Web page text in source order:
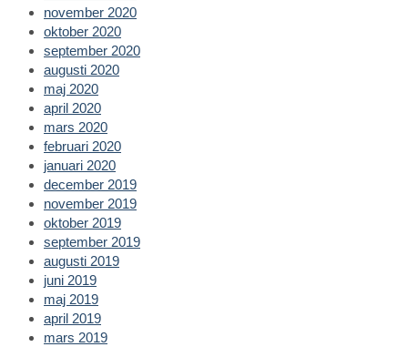
november 2020
oktober 2020
september 2020
augusti 2020
maj 2020
april 2020
mars 2020
februari 2020
januari 2020
december 2019
november 2019
oktober 2019
september 2019
augusti 2019
juni 2019
maj 2019
april 2019
mars 2019